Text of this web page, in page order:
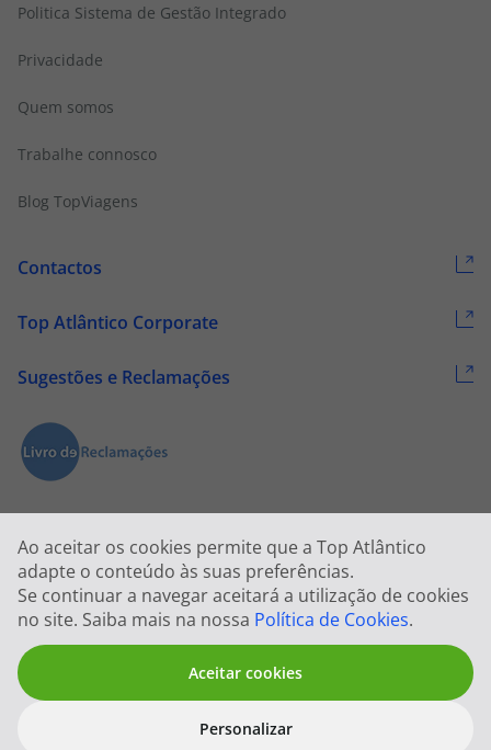
Ao aceitar os cookies permite que a Top Atlântico
adapte o conteúdo às suas preferências.
Se continuar a navegar aceitará a utilização de cookies
no site. Saiba mais na nossa Política de Cookies.
Aceitar cookies
Personalizar
Politica Sistema de Gestão Integrado
Privacidade
Quem somos
Trabalhe connosco
Blog TopViagens
Contactos
Top Atlântico Corporate
Sugestões e Reclamações
2026 © Todos os direitos reservados:Top Atlântico, Viagens e Turismo